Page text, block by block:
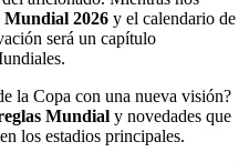
Mundial 2026 y el calendario de
será un capítulo
la Copa con una nueva visión?
Mundial y novedades que
los estadios principales.